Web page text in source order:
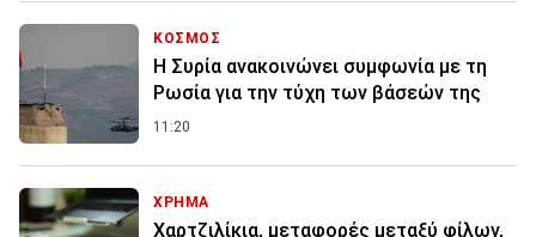
ΚΟΣΜΟΣ
Η Συρία ανακοινώνει συμφωνία με τη
Ρωσία για την τύχη των βάσεών της
11:20
ΧΡΗΜΑ
Χαρτζιλίκια, μεταφορές μεταξύ φίλων,